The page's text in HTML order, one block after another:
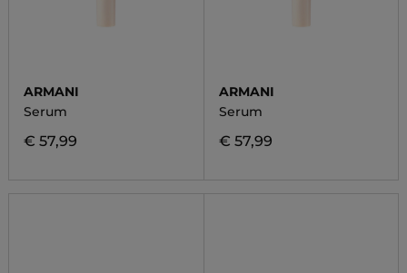
ARMANI
Serum
€ 57,99
ARMANI
Serum
€ 57,99